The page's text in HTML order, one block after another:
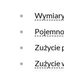
Otwórz
Otwórz
Zużycie
Otwórz
Zużycie